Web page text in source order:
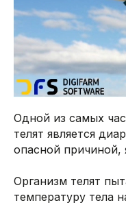
Одной из самых
телят является
опасной причиной,
Организм телят
температуру тела